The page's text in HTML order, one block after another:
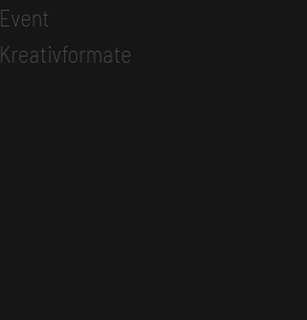
Event
Kreativformate